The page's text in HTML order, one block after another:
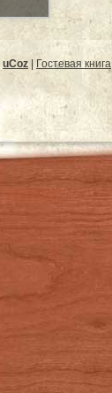
uCoz | Гостевая книга